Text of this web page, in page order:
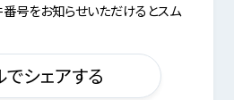
号をお知らせいただけるとスム
でシェアする